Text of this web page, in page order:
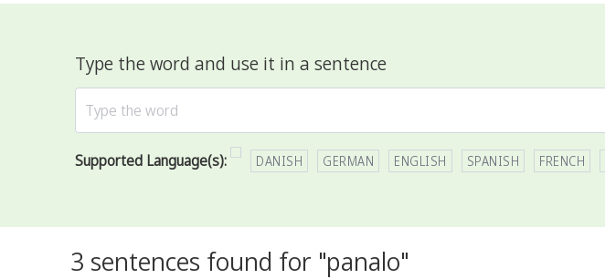
Type the word and use it in a sentence
Supported Language(s): DANISH GERMAN ENGLISH SPANISH FRENCH
3 sentences found for "panalo"